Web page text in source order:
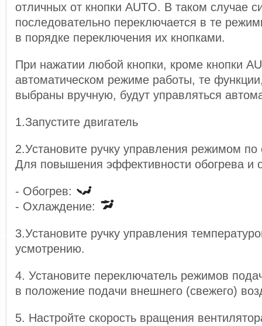
отличных от кнопки AUTO. В таком случае
последовательно переключается в те
в порядке переключения их кнопками.
При нажатии любой кнопки, кроме кнопки
автоматическом режиме работы, те
выбраны вручную, будут управляться
1.Запустите двигатель
2.Установите ручку управления режимом
Для повышения эффективности обогрева и
- Обогрев:
- Охлаждение:
3.Установите ручку управления
усмотрению.
4. Установите переключатель режимов
в положение подачи внешнего (свежего)
5. Настройте скорость вращения